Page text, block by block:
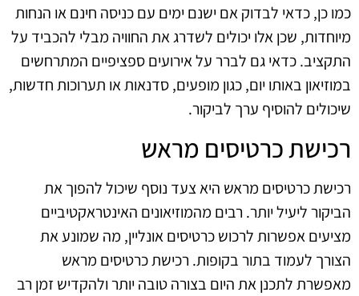
כמו כן, כדאי לבדוק אם ישנם ימים עם כניסה חינם או הנחות
מיוחדות, שכן אלו יכולים לשדרג את החוויה מבלי להכביד על
התקציב. כדאי גם לברר על אירועים ספציפיים המתרחשים
במוזיאון באותו יום, כגון מופעים, סדנאות או תערוכות חדשות,
שיכולים להוסיף ערך לביקור.
רכישת כרטיסים מראש
רכישת כרטיסים מראש היא צעד נוסף שיכול להפוך את
הביקור ליעיל יותר. רבים מהמוזיאונים האינטראקטיביים
מציעים אפשרות לרכוש כרטיסים אונליין, מה שמונע את
הצורך לעמוד בתור בקופות. רכישת כרטיסים מראש
מאפשרת לתכנן את היום בצורה טובה יותר ולהקדיש זמן רב